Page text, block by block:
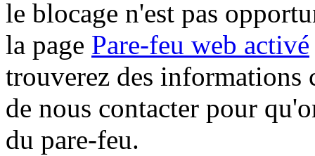
le blocage n'est pas
la page Pare-feu web activé
trouverez des informations
de nous contacter pour
du pare-feu.